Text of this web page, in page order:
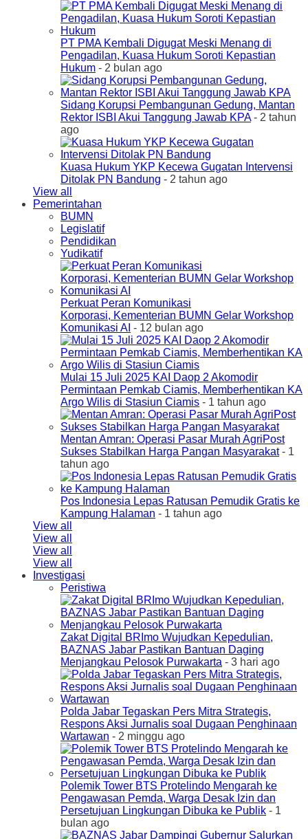
PT PMA Kembali Digugat Meski Menang di
Pengadilan, Kuasa Hukum Soroti Kepastian
Hukum - 2 bulan ago
Sidang Korupsi Pembangunan Gedung, Mantan
Rektor ISBI Akui Tanggung Jawab KPA- 2 tahun
ago
Kuasa Hukum YKP Kecewa Gugatan Intervensi
Ditolak PN Bandung - 2 tahun ago
View all
Pemerintahan
BUMN
Legislatif
Pendidikan
Yudikatif
Perkuat Peran Komunikasi
Korporasi, Kementerian BUMN Gelar Workshop
Komunikasi AI - 12 bulan ago
Mulai 15 Juli 2025 KAI Daop 2 Akomodir
Permintaan Pemkab Ciamis, Memberhentikan KA
Argo Wilis di Stasiun Ciamis - 1 tahun ago
Mentan Amran: Operasi Pasar Murah AgriPost
Sukses Stabilkan Harga Pangan Masyarakat- 1
tahun ago
Pos Indonesia Lepas Ratusan Pemudik Gratis ke
Kampung Halaman - 1 tahun ago
View all
View all
View all
View all
Investigasi
Peristiwa
Zakat Digital BRImo Wujudkan Kepedulian,
BAZNAS Jabar Pastikan Bantuan Daging
Menjangkau Pelosok Purwakarta - 3 hari ago
Polda Jabar Tegaskan Pers Mitra Strategis,
Respons Aksi Jurnalis soal Dugaan Penghinaan
Wartawan - 2 minggu ago
Polemik Tower BTS Protelindo Mengarah ke
Pengawasan Pemda, Warga Desak Izin dan
Persetujuan Lingkungan Dibuka ke Publik - 1
bulan ago